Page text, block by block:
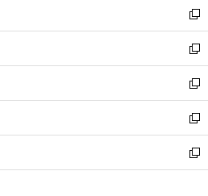
く
で
開
く
ド
ウ
で
開
く
ィ
ン
ド
ウ
で
開
く
い
ウ
ィ
ン
ド
ウ
で
開
く
新
し
い
ウ
ィ
ン
ド
ウ
で
開
新
し
い
ウ
ィ
ン
ド
ウ
新
し
い
ウ
ィ
ン
新
し
い
ウ
新
し